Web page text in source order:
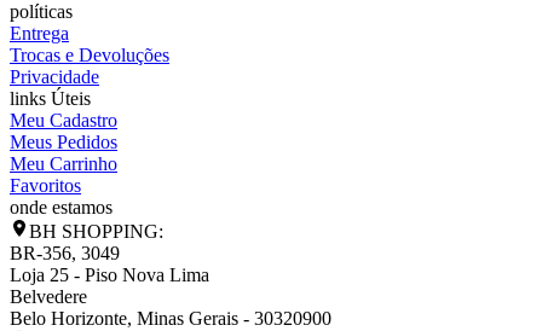
políticas
Entrega
Trocas e Devoluções
Privacidade
links Úteis
Meu Cadastro
Meus Pedidos
Meu Carrinho
Favoritos
onde estamos
BH SHOPPING:
BR-356, 3049
Loja 25 - Piso Nova Lima
Belvedere
Belo Horizonte, Minas Gerais - 30320900